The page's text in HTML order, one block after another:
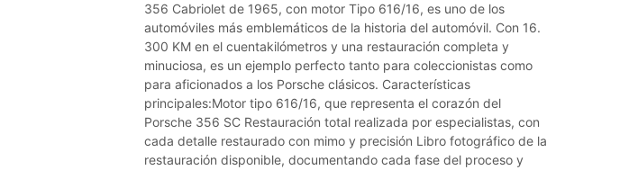
356 Cabriolet de 1965, con motor Tipo 616/16, es uno de los
automóviles más emblemáticos de la historia del automóvil. Con 16.
300 KM en el cuentakilómetros y una restauración completa y
minuciosa, es un ejemplo perfecto tanto para coleccionistas como
para aficionados a los Porsche clásicos. Características
principales:Motor tipo 616/16, que representa el corazón del
Porsche 356 SC Restauración total realizada por especialistas, con
cada detalle restaurado con mimo y precisión Libro fotográfico de la
restauración disponible, documentando cada fase del proceso y